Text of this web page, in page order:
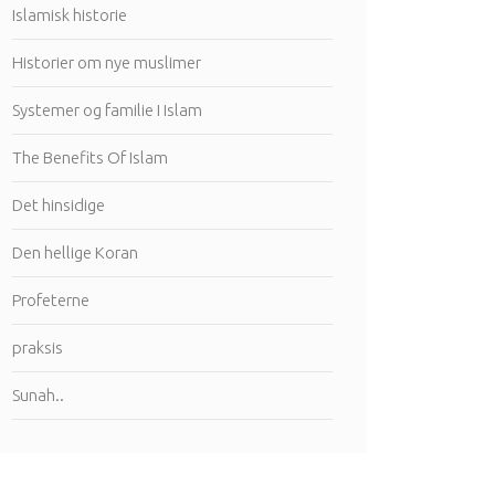
Islamisk historie
Historier om nye muslimer
Systemer og familie I Islam
The Benefits Of Islam
Det hinsidige
Den hellige Koran
Profeterne
praksis
Sunah..